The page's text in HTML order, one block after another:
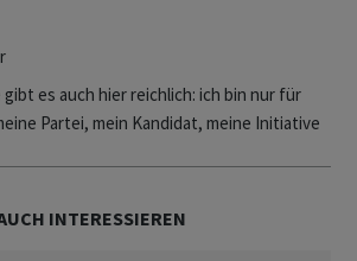
es auch hier reichlich: ich bin nur für
Partei, mein Kandidat, meine Initiative
INTERESSIEREN